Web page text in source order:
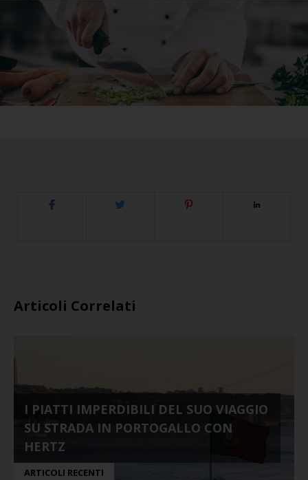
Articoli Correlati
I PIATTI IMPERDIBILI DEL SUO VIAGGIO
SU STRADA IN PORTOGALLO CON
HERTZ
ARTICOLI RECENTI